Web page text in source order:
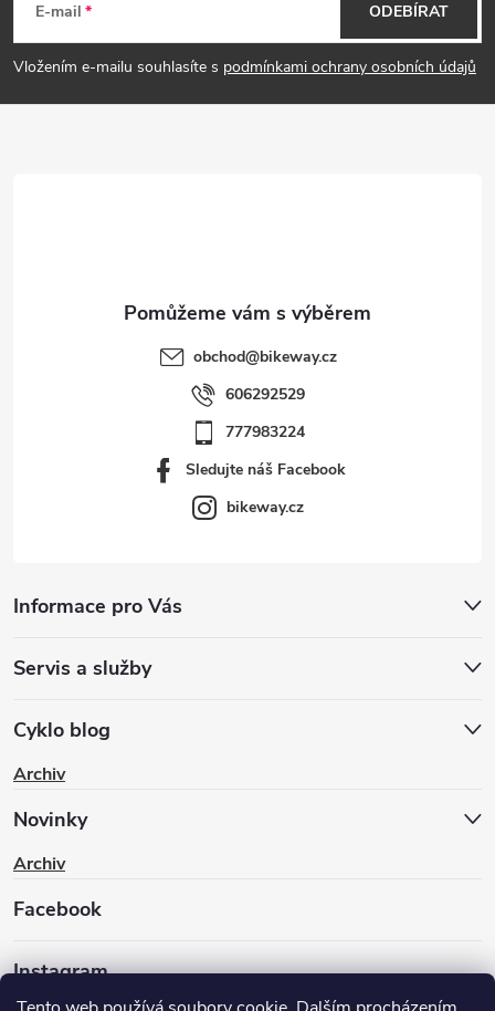
p
E-mail
Vložením e-mailu souhlasíte s podmínkami ochrany osobních údajů
ODEBÍRAT
obchod@bikeway.cz
606292529
777983224
Sledujte náš Facebook
bikeway.cz
Informace pro Vás
Servis a služby
Cyklo blog
Archiv
Novinky
Archiv
Facebook
Instagram